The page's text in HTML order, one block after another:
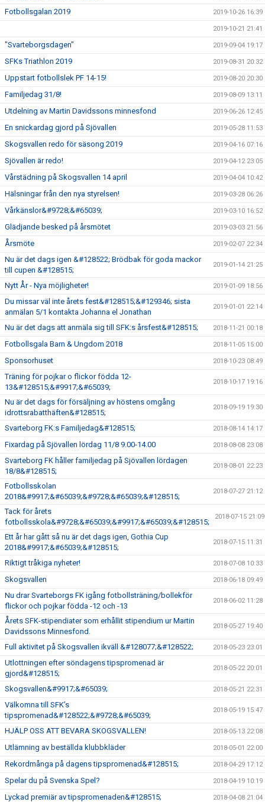
Fotbollsgalan 2019 2019-10-26 16:39
2019-10-21 21:41
"Svarteborgsdagen" 2019-09-04 19:17
SFKs Triathlon 2019 2019-08-31 20:32
Uppstart fotbollslek PF 14-15! 2019-08-20 20:30
Familjedag 31/8! 2019-08-09 13:11
Utdelning av Martin Davidssons minnesfond 2019-06-26 12:45
En snickardag gjord på Sjövallen 2019-05-28 11:53
Skogsvallen redo för säsong 2019 2019-04-16 07:16
Sjövallen är redo! 2019-04-12 23:05
Vårstädning på Skogsvallen 14 april 2019-04-04 10:42
Hälsningar från den nya styrelsen! 2019-03-28 06:26
Vårkänslor&#9728;&#65039; 2019-03-10 16:52
Glädjande besked på årsmötet 2019-03-03 21:56
Årsmöte 2019-02-07 22:34
Nu är det dags igen &#128522; Brödbak för goda mackor
till cupen &#128515;
2019-01-14 21:25
Nytt År - Nya möjligheter! 2019-01-09 18:56
Du missar väl inte årets fest&#128515;&#129346; sista
anmälan 5/1 kontakta Johanna el Jonathan
2019-01-01 22:14
Nu är det dags att anmäla sig till SFK:s årsfest&#128515; 2018-11-21 00:18
Fotbollsgala Barn & Ungdom 2018 2018-11-05 15:00
Sponsorhuset 2018-10-23 08:49
Träning för pojkar o flickor födda 12-
13&#128515;&#9917;&#65039;
2018-10-17 19:16
Nu är det dags för försäljning av höstens omgång
idrottsrabatthäften&#128515;
2018-09-19 19:30
Svarteborg FK:s Familjedag&#128515; 2018-08-14 14:17
Fixardag på Sjövallen lördag 11/8 9.00-14.00 2018-08-08 23:08
Svarteborg FK håller familjedag på Sjövallen lördagen
18/8&#128515;
2018-08-01 22:23
Fotbollsskolan
2018&#9917;&#65039;&#9728;&#65039;&#128515;
2018-07-27 21:12
Tack för årets
fotbollsskola&#9728;&#65039;&#9917;&#65039;&#128515;
2018-07-15 21:09
Ett år har gått så nu är det dags igen, Gothia Cup
2018&#9917;&#65039;&#128515;
2018-07-15 11:31
Riktigt tråkiga nyheter! 2018-07-08 10:33
Skogsvallen 2018-06-18 09:49
Nu drar Svarteborgs FK igång fotbollsträning/bollekför
flickor och pojkar födda -12 och -13
2018-06-02 11:28
Årets SFK-stipendiater som erhållit stipendium ur Martin
Davidssons Minnesfond.
2018-05-27 19:40
Full aktivitet på Skogsvallen ikväll &#128077;&#128522; 2018-05-23 23:01
Utlottningen efter söndagens tipspromenad är
gjord&#128515;
2018-05-22 20:01
Skogsvallen&#9917;&#65039; 2018-05-21 22:31
Välkomna till SFK’s
tipspromenad&#128522;&#9728;&#65039;
2018-05-19 15:47
HJÄLP OSS ATT BEVARA SKOGSVALLEN! 2018-05-13 22:08
Utlämning av beställda klubbkläder 2018-05-01 22:00
Rekordmånga på dagens tipspromenad&#128515; 2018-04-29 17:12
Spelar du på Svenska Spel? 2018-04-19 10:19
Lyckad premiär av tipspromenaden&#128515; 2018-04-08 21:04